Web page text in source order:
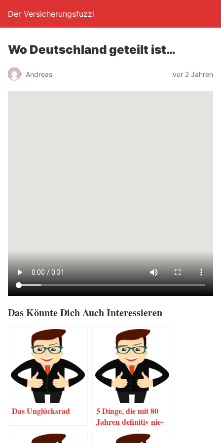
Der Versicherungsfuzzi
Wo Deutsch­land geteilt ist…
Andreas vor 2 Jahren
Das Könn­te Dich Auch Interessieren
Das Unglücks­rad
5 Din­ge, die mit 80
Jah­ren defi­ni­tiv nie­
mand sagen wird.